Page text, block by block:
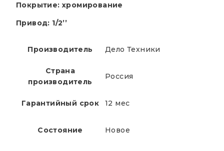
Покрытие: хромирование
Привод: 1/2’’
Производитель Дело Техники
Страна
производитель
Россия
Гарантийный срок 12 мес
Состояние Новое